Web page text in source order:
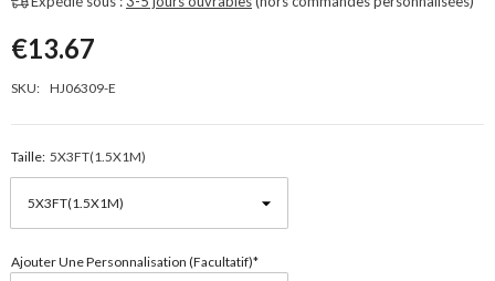
€13.67
SKU: HJ06309-E
Taille: 5X3FT(1.5X1M)
Ajouter Une Personnalisation (facultatif)*